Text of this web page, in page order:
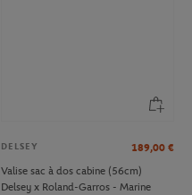
DELSEY 189,00 €
Valise sac à dos cabine (56cm)
Delsey x Roland-Garros - Marine